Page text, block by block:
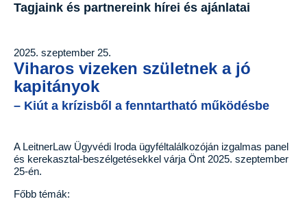
Tagjaink és partnereink hírei és ajánlatai
2025. szeptember 25.
Viharos vizeken születnek a jó
kapitányok
– Kiút a krízisből a fenntartható működésbe
A LeitnerLaw Ügyvédi Iroda ügyféltalálkozóján izgalmas panel
és kerekasztal-beszélgetésekkel várja Önt 2025. szeptember
25-én.
Főbb témák: